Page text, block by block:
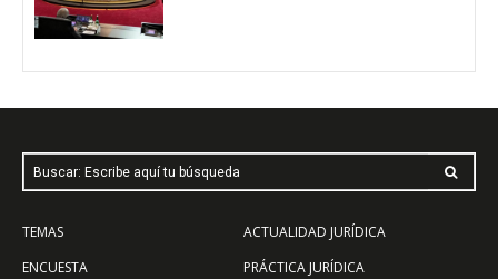
Buscar: Escribe aquí tu búsqueda
TEMAS
ENCUESTA
ACTUALIDAD JURÍDICA
PRÁCTICA JURÍDICA